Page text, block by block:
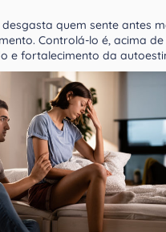
desgasta quem sente antes
Controlá-lo é, acima de
e fortalecimento da